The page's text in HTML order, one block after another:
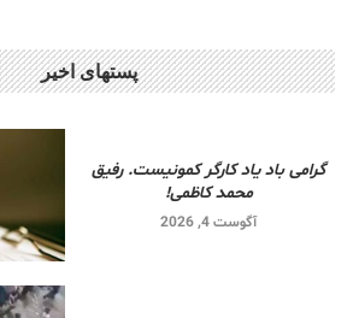
پستهای اخیر
گرامی باد یاد کارگر کمونیست. رفیق
محمد کاظمی!
آگوست 4, 2026